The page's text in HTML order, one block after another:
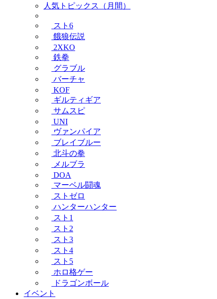
人気トピックス（月間）
スト6
餓狼伝説
2XKO
鉄拳
グラブル
バーチャ
KOF
ギルティギア
サムスピ
UNI
ヴァンパイア
ブレイブルー
北斗の拳
メルブラ
DOA
マーベル闘魂
ストゼロ
ハンターハンター
スト1
スト2
スト3
スト4
スト5
ホロ格ゲー
ドラゴンボール
イベント